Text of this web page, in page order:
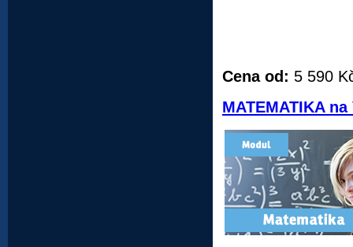
Cena od: 5 590
MATEMATIKA